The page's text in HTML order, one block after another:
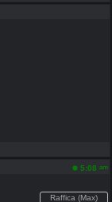
5:08 am
Raffica (Max)